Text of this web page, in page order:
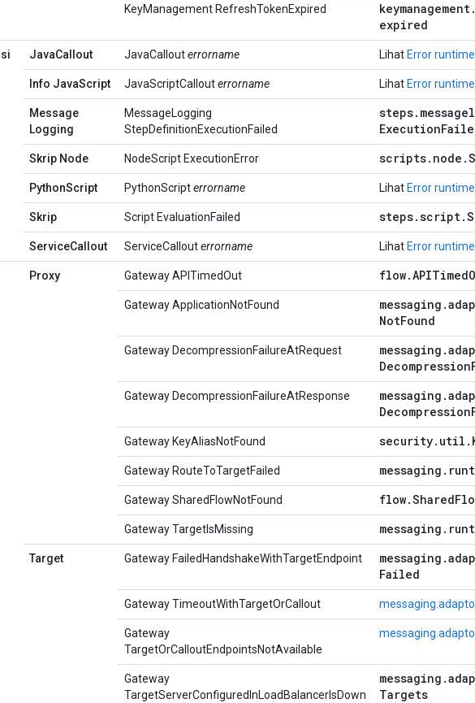
KeyManagement RefreshTokenExpired keymanagement.
expired
JavaCallout JavaCallouterrorname Lihat Error
Info JavaScript JavaScriptCallouterrorname Lihat Error
Message
Logging
MessageLogging
StepDefinitionExecutionFailed
steps.
Execution
Skrip Node NodeScript ExecutionError scripts. node .
PythonScript PythonScripterrorname Lihat Error
Skrip Script EvaluationFailed steps.script.
ServiceCallout ServiceCallouterrorname Lihat Error
Proxy Gateway APITimedOut flow.APITimed
Gateway ApplicationNotFound messaging .
NotFound
Gateway DecompressionFailureAtRequest messaging .
Decompression
Gateway DecompressionFailureAtResponse messaging .
Decompression
Gateway KeyAliasNotFound security. util .
Gateway RouteToTargetFailed messaging .
Gateway SharedFlowNotFound flow.Shared
Gateway TargetIsMissing messaging .
Target Gateway FailedHandshakeWithTargetEndpoint messaging .
Failed
Gateway TimeoutWithTargetOrCallout
Gateway
TargetOrCalloutEndpointsNotAvailable
Gateway
TargetServerConfiguredInLoadBalancerIsDown
messaging .
Targets